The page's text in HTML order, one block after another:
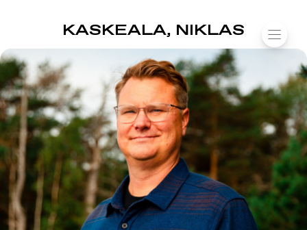
sisältöön
KASKEALA, NIKLAS